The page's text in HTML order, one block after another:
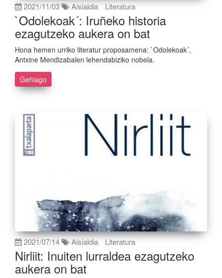
2021/11/03 Aisialdia Literatura
`Odolekoak´: Iruñeko historia
ezagutzeko aukera on bat
Hona hemen urriko literatur proposamena: `Odolekoak´,
Antxine Mendizabalen lehendabiziko nobela.
Gehiago
2021/07/14 Aisialdia Literatura
Nirliit: Inuiten lurraldea ezagutzeko
aukera on bat